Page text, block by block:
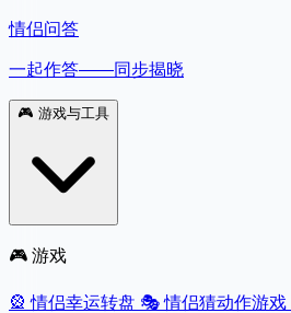
情侣问答
一起作答——同步揭晓
🎮 游戏与工具
🎮 游戏
🎡 情侣幸运转盘 🎭 情侣猜动作游戏